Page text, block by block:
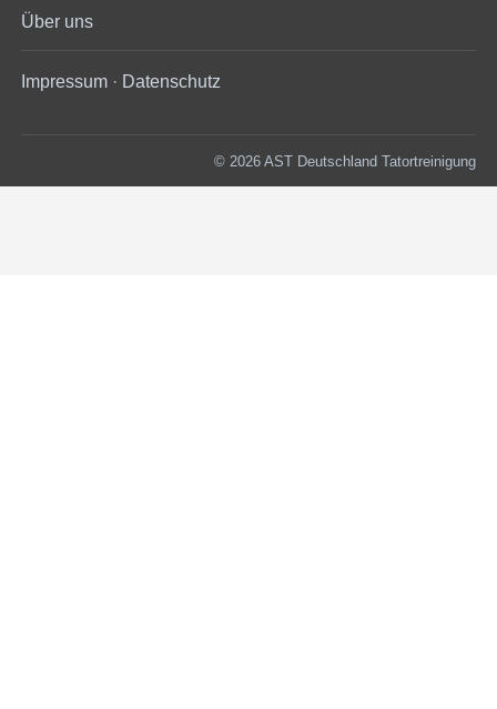
Über uns
Impressum · Datenschutz
© 2026 AST Deutschland Tatortreinigung